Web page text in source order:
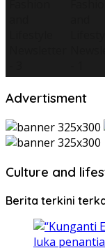
Advertisment
Culture and
Berita terkini